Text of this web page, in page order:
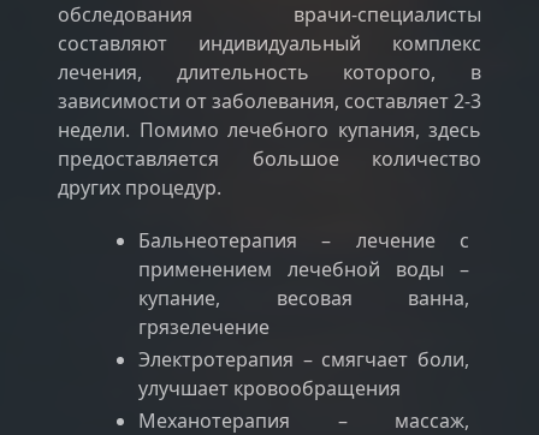
обследования врачи-специалисты
составляют индивидуальный комплекс
лечения, длительность которого, в
зависимости от заболевания, составляет 2-3
недели. Помимо лечебного купания, здесь
предоставляется большое количество
других процедур.
Бальнеотерапия – лечение с
применением лечебной воды –
купание, весовая ванна,
грязелечение
Электротерапия – смягчает боли,
улучшает кровообращения
Механотерапия – массаж,